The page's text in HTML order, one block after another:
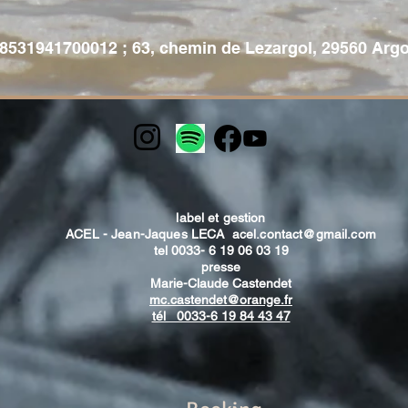
; 63, chemin de Lezargol, 29560
label et gestion
ACEL - Jean-Jaques LECA acel.contact@gmail.com
tel 0033- 6 19 06 03 19
presse
Marie-Claude Castendet
mc.castendet@orange.fr
tél 0033-6 19 84 43 47